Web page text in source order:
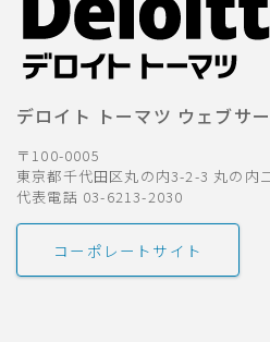
デロイト トーマツ ウェブサ
〒100-0005
東京都千代田区丸の内3-2-3 丸の内
代表電話 03-6213-2030
コーポレートサイト